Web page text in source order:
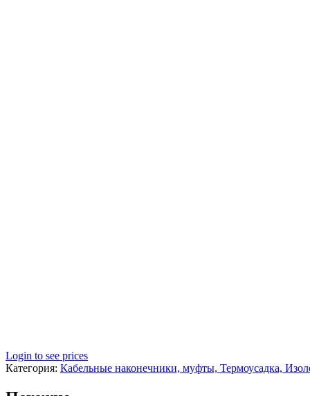
Login to see prices
Категория: Кабельные наконечники, муфты, Термоусадка,